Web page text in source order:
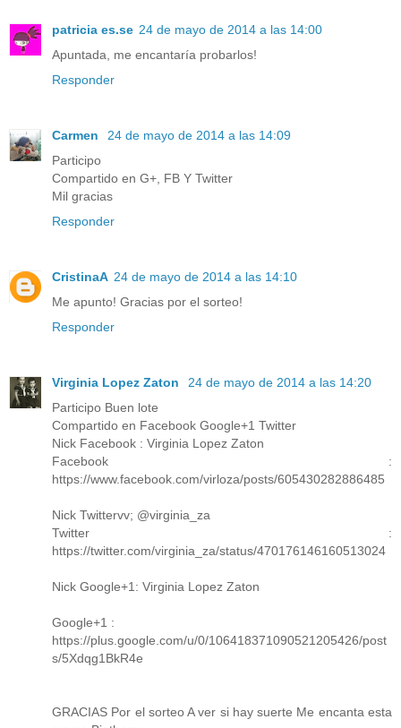
patricia es.se 24 de mayo de 2014 a las 14:00
Apuntada, me encantaría probarlos!
Responder
Carmen
24 de mayo de 2014 a las 14:09
Participo
Compartido en G+, FB Y Twitter
Mil gracias
Responder
CristinaA 24 de mayo de 2014 a las 14:10
Me apunto! Gracias por el sorteo!
Responder
Virginia Lopez Zaton
24 de mayo de 2014 a las 14:20
Participo Buen lote
Compartido en Facebook Google+1 Twitter
Nick Facebook : Virginia Lopez Zaton
Facebook :
https://www.facebook.com/virloza/posts/605430282886485
Nick Twittervv; @virginia_za
Twitter :
https://twitter.com/virginia_za/status/470176146160513024
Nick Google+1: Virginia Lopez Zaton
Google+1 :
https://plus.google.com/u/0/106418371090521205426/post
s/5Xdqg1BkR4e
GRACIAS Por el sorteo A ver si hay suerte Me encanta esta